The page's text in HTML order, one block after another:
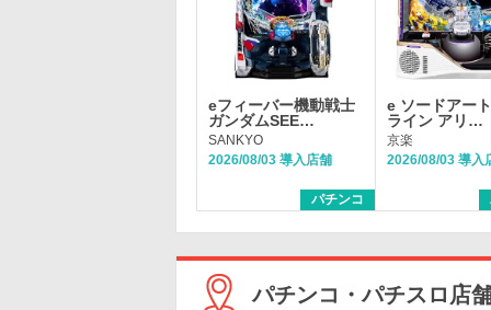
eフィーバー機動戦士
ガンダムSEE…
SANKYO
2026/08/03 導入店舗
パチンコ
e ソードアー
ライン アリ…
京楽
2026/08/03 導入
パチンコ・パチスロ店